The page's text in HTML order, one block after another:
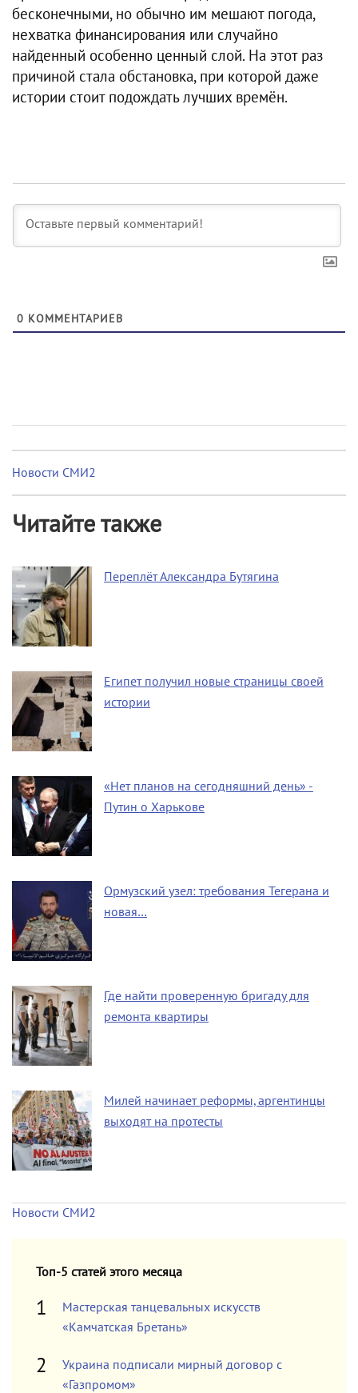
бесконечными, но обычно им мешают погода,
нехватка финансирования или случайно
найденный особенно ценный слой. На этот раз
причиной стала обстановка, при которой даже
истории стоит подождать лучших времён.
0 КОММЕНТАРИЕВ
Новости СМИ2
Читайте также
Переплёт Александра Бутягина
Египет получил новые страницы своей
истории
«Нет планов на сегодняшний день» -
Путин о Харькове
Ормузский узел: требования Тегерана и
новая…
Где найти проверенную бригаду для
ремонта квартиры
Милей начинает реформы, аргентинцы
выходят на протесты
Новости СМИ2
Топ-5 статей этого месяца
Мастерская танцевальных искусств
«Камчатская Бретань»
Украина подписали мирный договор с
«Газпромом»